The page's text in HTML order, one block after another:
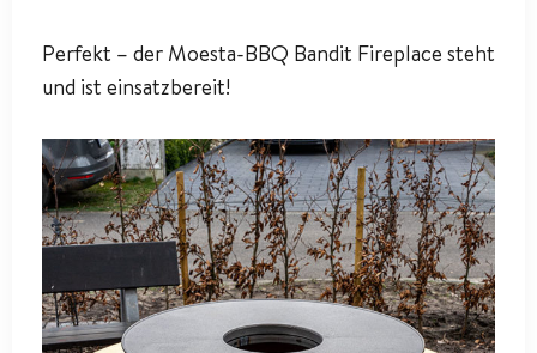
Perfekt – der Moesta-BBQ Bandit Fireplace steht
und ist einsatzbereit!